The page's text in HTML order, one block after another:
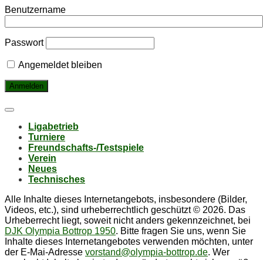
Benutzername
Passwort
Angemeldet bleiben
Li­ga­be­trieb
Tur­nie­re
Freund­schafts-/Test­spie­le
Ver­ein
Neu­es
Tech­ni­sches
Alle Inhalte dieses Internetangebots, insbesondere (Bilder,
Videos, etc.), sind urheberrechtlich geschützt © 2026. Das
Urheberrecht liegt, soweit nicht anders gekennzeichnet, bei
DJK Olympia Bottrop 1950. Bitte fragen Sie uns, wenn Sie
Inhalte dieses Internetangebotes verwenden möchten, unter
der E-Mai-Adresse vorstand@olympia-bottrop.de. Wer